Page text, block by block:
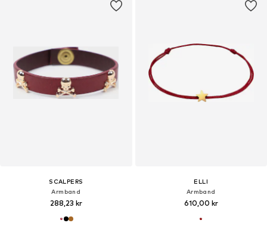
SCALPERS
Armband
288,23 kr
ELLI
Armband
610,00 kr